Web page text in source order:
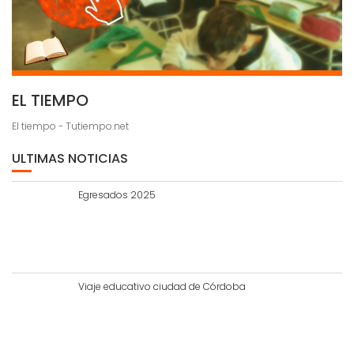
EL TIEMPO
El tiempo - Tutiempo.net
ULTIMAS NOTICIAS
Egresados 2025
Viaje educativo ciudad de Córdoba